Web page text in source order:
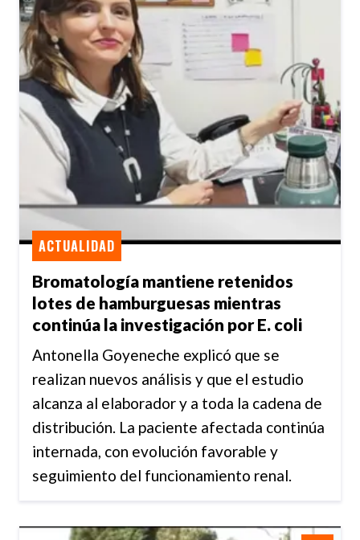
Bromatología mantiene retenidos
lotes de hamburguesas mientras
continúa la investigación por E. coli
ACTUALIDAD
Antonella Goyeneche explicó que se
realizan nuevos análisis y que el estudio
alcanza al elaborador y a toda la cadena de
distribución. La paciente afectada continúa
internada, con evolución favorable y
seguimiento del funcionamiento renal.